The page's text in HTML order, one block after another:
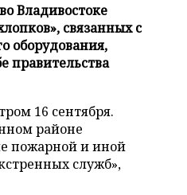
Владивостоке
связанных с
оборудования,
правительства
16 сентября.
районе
пожарной и иной
служб»,